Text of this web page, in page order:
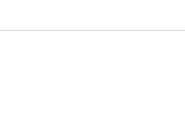
de a víz nem